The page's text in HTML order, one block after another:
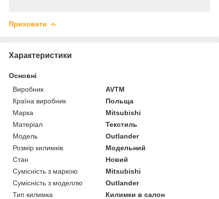
Приховати
Характеристики
Основні
Виробник
AVTM
Країна виробник
Польща
Марка
Mitsubishi
Матеріал
Текстиль
Модель
Outlander
Розмір килимків
Модельний
Стан
Новий
Сумісність з маркою
Mitsubishi
Сумісність з моделлю
Outlander
Тип килимка
Килимки в салон